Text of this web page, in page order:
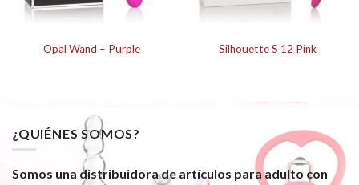
Opal Wand – Purple Silhouette S 12 Pink
¿QUIÉNES SOMOS?
Somos una distribuidora de artículos para adulto con